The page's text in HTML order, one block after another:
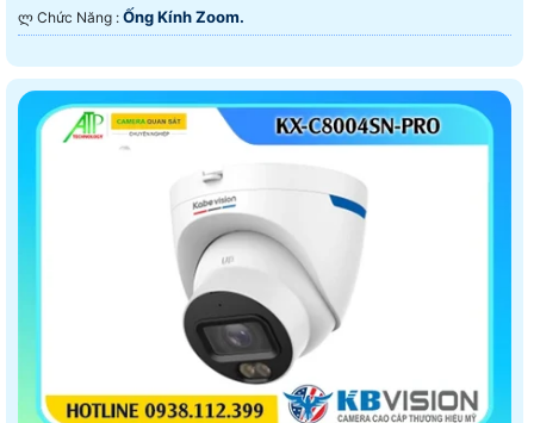
️ლ Chức Năng : Ống Kính Zoom.